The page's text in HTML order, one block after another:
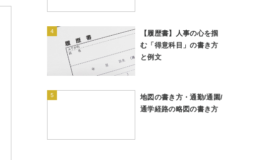
4
【履歴書】人事の心を掴
む「得意科目」の書き方
と例文
5
地図の書き方・通勤/通園/
通学経路の略図の書き方